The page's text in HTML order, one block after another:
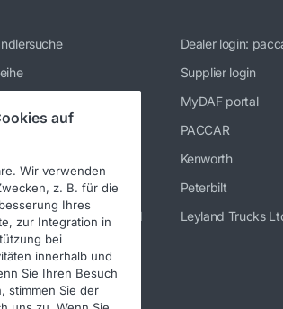
Downloads
DAF Trucks Deutschland
Dealer login:
Supplier login
MyDAF portal
PACCAR
Kenworth
Peterbilt
Leyland Trucks
auf
Wir verwenden
z. B. für die
Ihres
zur Integration in
bei
innerhalb und
Sie Ihren Besuch
stimmen Sie der